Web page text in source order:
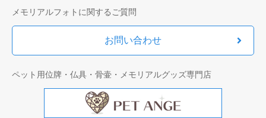
メモリアルフォトに関するご質問
お問い合わせ
ペット用位牌・仏具・骨壷・メモリアルグッズ専門店